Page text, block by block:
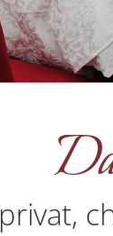
privat,